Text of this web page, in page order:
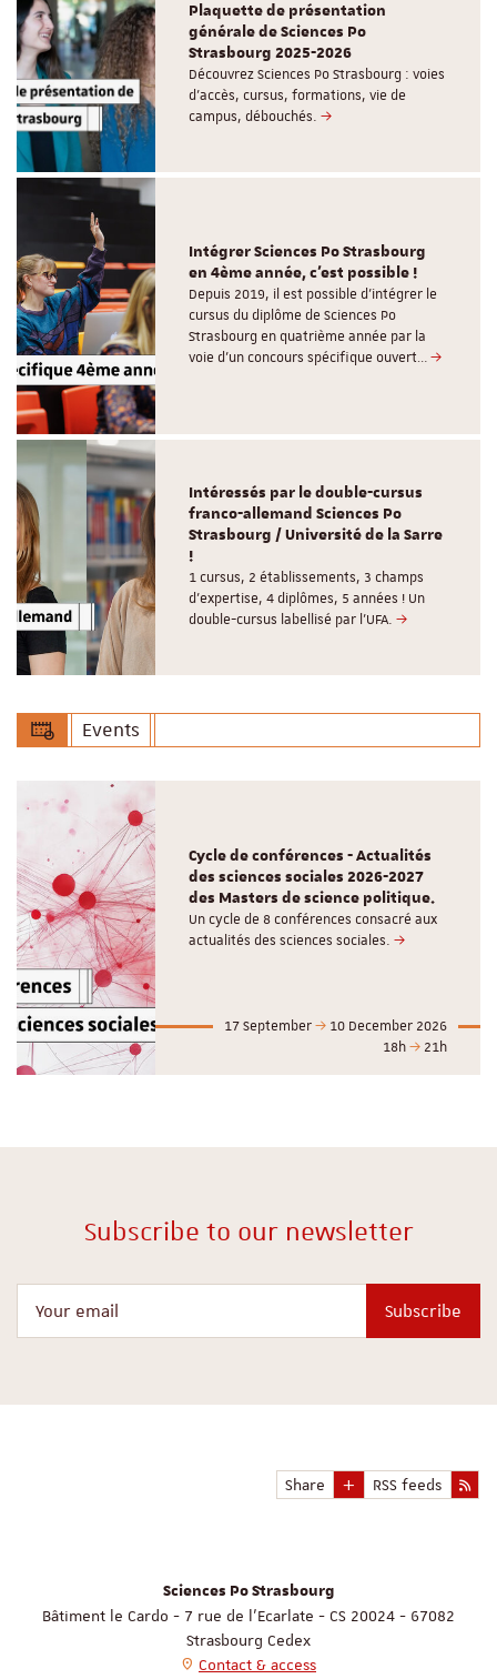
Plaquette de présentation
générale de Sciences Po
Strasbourg 2025-2026
Découvrez Sciences Po Strasbourg : voies
d'accès, cursus, formations, vie de
campus, débouchés.
Intégrer Sciences Po Strasbourg
en 4ème année, c'est possible !
Depuis 2019, il est possible d’intégrer le
cursus du diplôme de Sciences Po
Strasbourg en quatrième année par la
voie d’un concours spécifique ouvert…
Intéressés par le double-cursus
franco-allemand Sciences Po
Strasbourg / Université de la Sarre
!
1 cursus, 2 établissements, 3 champs
d’expertise, 4 diplômes, 5 années ! Un
double-cursus labellisé par l'UFA.
Events
Cycle de conférences - Actualités
des sciences sociales 2026-2027
des Masters de science politique.
Un cycle de 8 conférences consacré aux
actualités des sciences sociales.
17 September
10 December 2026
18h
21h
Subscribe to our newsletter
Subscribe
Share RSS feeds
Sciences Po Strasbourg
Bâtiment le Cardo - 7 rue de l'Ecarlate - CS 20024 - 67082
Strasbourg Cedex
Contact & access